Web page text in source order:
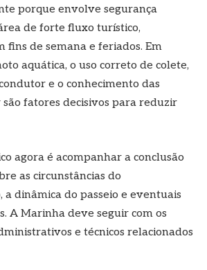
porque envolve segurança
de forte fluxo turístico,
fins de semana e feriados. Em
aquática, o uso correto de colete,
e o conhecimento das
são fatores decisivos para reduzir
agora é acompanhar a conclusão
as circunstâncias do
a dinâmica do passeio e eventuais
A Marinha deve seguir com os
e técnicos relacionados